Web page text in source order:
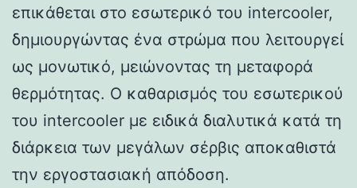
επικάθεται στο εσωτερικό του intercooler,
δημιουργώντας ένα στρώμα που λειτουργεί
ως μονωτικό, μειώνοντας τη μεταφορά
θερμότητας. Ο καθαρισμός του εσωτερικού
του intercooler με ειδικά διαλυτικά κατά τη
διάρκεια των μεγάλων σέρβις αποκαθιστά
την εργοστασιακή απόδοση.